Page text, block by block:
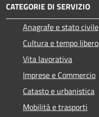
CATEGORIE DI SERVIZIO
Anagrafe e stato civile
Cultura e tempo libero
Vita lavorativa
Imprese e Commercio
Catasto e urbanistica
Mobilità e trasporti